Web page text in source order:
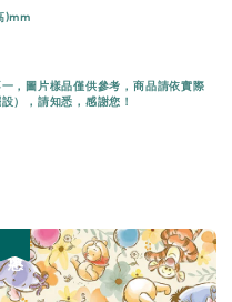
)mm
，圖片樣品僅供參考，商品請依實際
），請知悉，感謝您！